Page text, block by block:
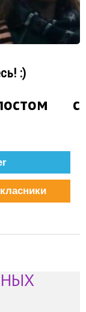
:)
с